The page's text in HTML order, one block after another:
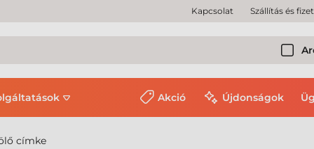
Kapcsolat Szállítás és
Akció Újdonságok
címke